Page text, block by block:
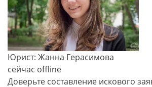
Юрист: Жанна Герасимова
сейчас offline
Доверьте составление искового